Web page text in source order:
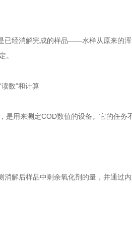
经消解完成的样品——水样从原来的浑
。
数”和计算
用来测定COD数值的设备。它的任务
后样品中剩余氧化剂的量，并通过内